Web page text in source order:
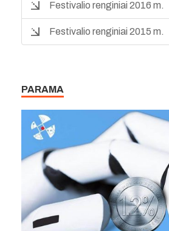
Festivalio renginiai 2016 m.
Festivalio renginiai 2015 m.
PARAMA